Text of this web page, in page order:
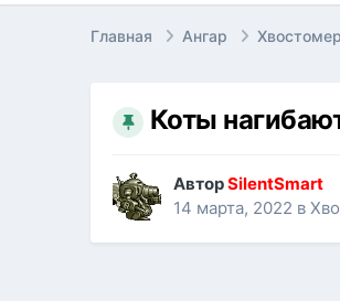
Главная Ангар
Коты
АвторSilentSmart
14 марта, 2022 в